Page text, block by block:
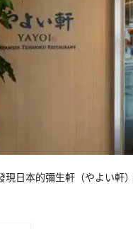
日本的彌生軒（やよい軒